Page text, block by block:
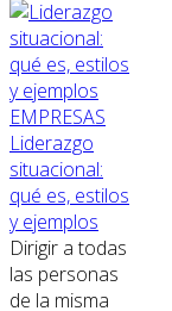
EMPRESAS
Liderazgo
situacional:
qué es, estilos
y ejemplos
Dirigir a todas
las personas
de la misma